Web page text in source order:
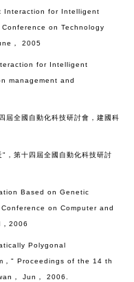
Interaction for Intelligent
on Technology
， 2005
for Intelligent
management and
屆全國自動化科技研討會，建國科
"，第十四屆全國自動化科技研討
Based on Genetic
on Computer and
2006
Polygonal
，" Proceedings of the 14 th
， Jun， 2006.